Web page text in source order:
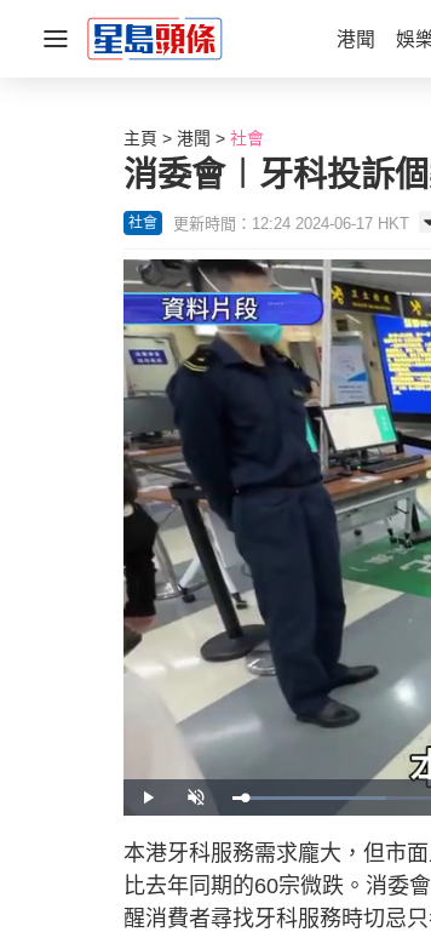
港聞 娛
主頁 港聞 社會
消委會︱牙科投訴
社會 更新時間：12:24 2024-06-17 HKT
P
l
y
U
n
u
t
L
o
e
d
:
2
1
.
5
本港牙科服務需求龐大，但市
比去年同期的60宗微跌。消委
醒消費者尋找牙科服務時切忌